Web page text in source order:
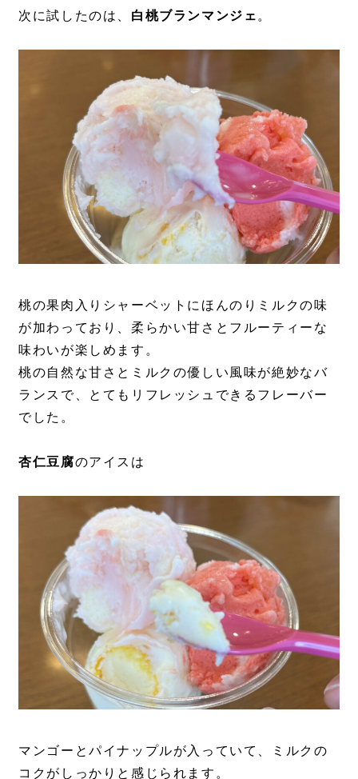
次に試したのは、 白桃ブランマンジェ 。
桃の果肉入りシャーベットにほんのりミルクの味
が加わっており、柔らかい甘さとフルーティーな
味わいが楽しめます。
桃の自然な甘さとミルクの優しい風味が絶妙なバ
ランスで、とてもリフレッシュできるフレーバー
でした。
杏仁豆腐のアイスは
マンゴーとパイナップルが入っていて、ミルクの
コクがしっかりと感じられます。